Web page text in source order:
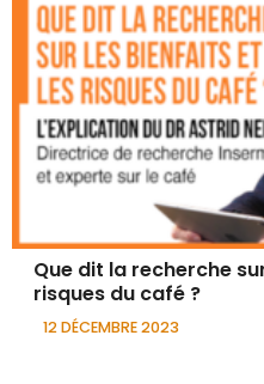
Que dit la recherche
risques du café ?
12 DÉCEMBRE 2023